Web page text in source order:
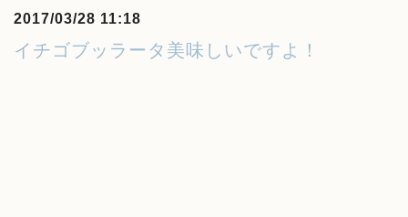
2017/03/28 11:18
イチゴブッラータ美味しいですよ！